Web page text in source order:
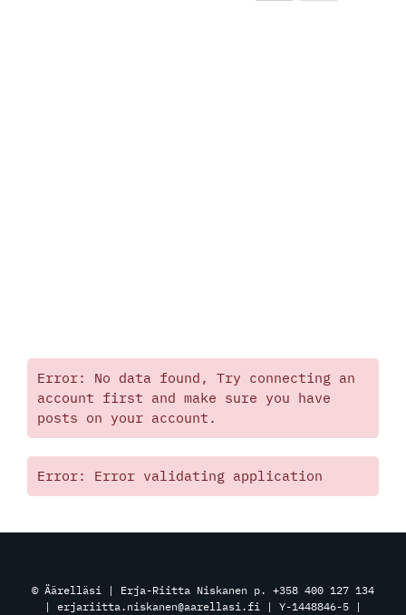
Error: No data found, Try connecting an
account first and make sure you have
posts on your account.
Error: Error validating application
© Äärelläsi | Erja-Riitta Niskanen p. +358 400 127 134
| erjariitta.niskanen@aarellasi.fi | Y-1448846-5 |